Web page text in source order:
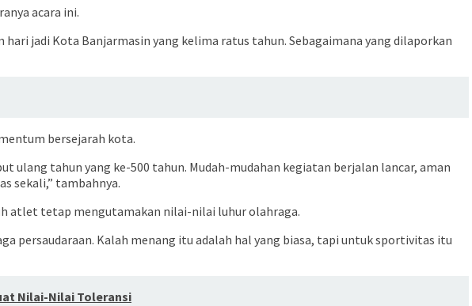
acara ini.
jadi Kota Banjarmasin yang kelima ratus tahun. Sebagaimana yang dilaporkan
bersejarah kota.
ulang tahun yang ke-500 tahun. Mudah-mudahan kegiatan berjalan lancar, aman
sekali,” tambahnya.
atlet tetap mengutamakan nilai-nilai luhur olahraga.
persaudaraan. Kalah menang itu adalah hal yang biasa, tapi untuk sportivitas itu
Nilai-Nilai Toleransi